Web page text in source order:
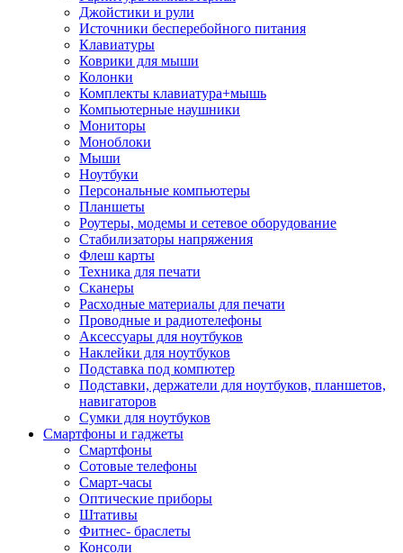
Джойстики и рули
Источники бесперебойного питания
Клавиатуры
Коврики для мыши
Колонки
Комплекты клавиатура+мышь
Компьютерные наушники
Мониторы
Моноблоки
Мыши
Ноутбуки
Персональные компьютеры
Планшеты
Роутеры, модемы и сетевое оборудование
Стабилизаторы напряжения
Флеш карты
Техника для печати
Сканеры
Расходные материалы для печати
Проводные и радиотелефоны
Аксессуары для ноутбуков
Наклейки для ноутбуков
Подставка под компютер
Подставки, держатели для ноутбуков, планшетов,
навигаторов
Сумки для ноутбуков
Смартфоны и гаджеты
Смартфоны
Сотовые телефоны
Смарт-часы
Оптические приборы
Штативы
Фитнес- браслеты
Консоли